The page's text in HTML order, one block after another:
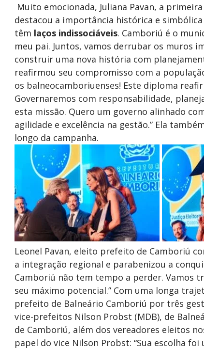
Muito emocionada, Juliana Pavan, a
destacou a importância histórica e simbólica
têm laços indissociáveis. Camboriú é o
meu pai. Juntos, vamos derrubar os muros
construir uma nova história com
reafirmou seu compromisso com a
os balneocamboriuenses! Este diploma
Governaremos com responsabilidade,
esta missão. Quero um governo alinhado
agilidade e excelência na gestão.” Ela
longo da campanha.
Leonel Pavan, eleito prefeito de Camboriú
a integração regional e parabenizou a
Camboriú não tem tempo a perder. Vamos
seu máximo potencial.” Com uma longa
prefeito de Balneário Camboriú por três
vice-prefeitos Nilson Probst (MDB), de
de Camboriú, além dos vereadores eleitos
papel do vice Nilson Probst: “Sua escolha